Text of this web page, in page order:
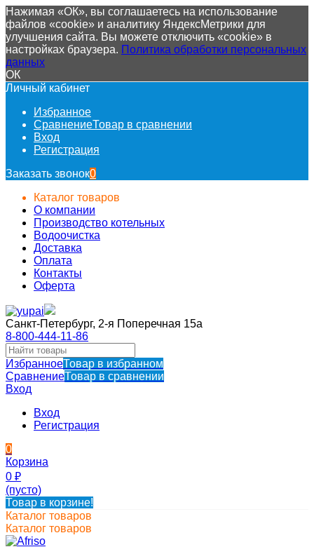
Нажимая «ОК», вы соглашаетесь на использование
файлов «cookie» и аналитику ЯндексМетрики для
улучшения сайта. Вы можете отключить «cookie» в
настройках браузера. Политика обработки персональных
данных
ОК
Личный кабинет
Избранное
СравнениеТовар в сравнении
Вход
Регистрация
Заказать звонок0
Каталог товаров
О компании
Производство котельных
Водоочистка
Доставка
Оплата
Контакты
Оферта
Санкт-Петербург, 2-я Поперечная 15а
8-800-444-11-86
ИзбранноеТовар в избранном
СравнениеТовар в сравнении
Вход
Вход
Регистрация
0
Корзина
0 ₽
(пусто)
Товар в корзине!
Каталог товаров
Каталог товаров